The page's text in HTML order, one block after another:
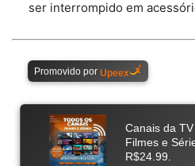
ser interrompido em